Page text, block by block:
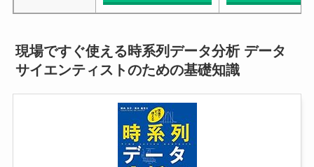
現場ですぐ使える時系列データ分析 データ
サイエンティストのための基礎知識